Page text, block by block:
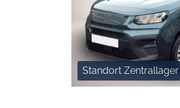
Standort Zentrallager